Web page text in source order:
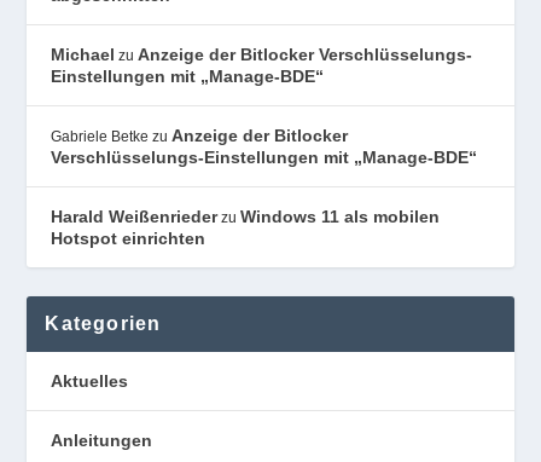
Michael zuAnzeige der Bitlocker Verschlüsselungs-
Einstellungen mit „Manage-BDE“
Gabriele Betke zuAnzeige der Bitlocker
Verschlüsselungs-Einstellungen mit „Manage-BDE“
Harald WeißenriederzuWindows 11 als mobilen
Hotspot einrichten
Kategorien
Aktuelles
Anleitungen